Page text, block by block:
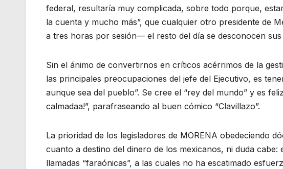
federal, resultaría muy complicada, sobre todo porque,
la cuenta y mucho más”, que cualquier otro presidente de
a tres horas por sesión— el resto del día se desconocen sus
Sin el ánimo de convertirnos en críticos acérrimos de la
las principales preocupaciones del jefe del Ejecutivo, es
aunque sea del pueblo”. Se cree el “rey del mundo” y es
calmadaa!”, parafraseando al buen cómico “Clavillazo”.
La prioridad de los legisladores de MORENA obedeciendo
cuanto a destino del dinero de los mexicanos, ni duda
llamadas “faraónicas”, a las cuales no ha escatimado